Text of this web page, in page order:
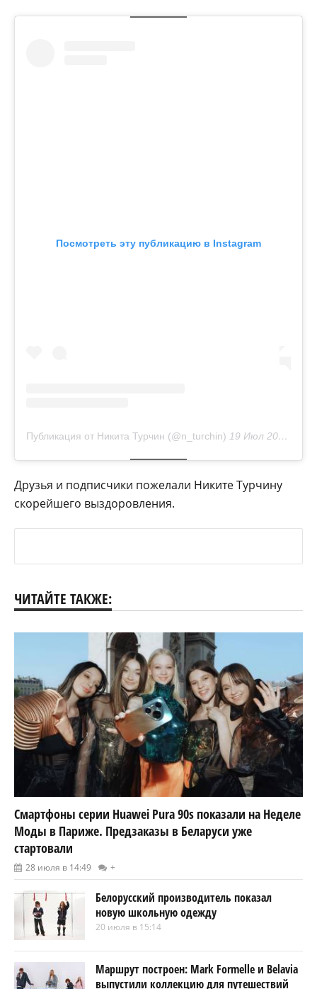
Посмотреть эту публикацию в Instagram
Публикация от Никита Турчин (@n_turchin) 19 Июл 2020 в 4:36 PDT
Друзья и подписчики пожелали Никите Турчину
скорейшего выздоровления.
ЧИТАЙТЕ ТАКЖЕ:
Смартфоны серии Huawei Pura 90s показали на Неделе
Моды в Париже. Предзаказы в Беларуси уже
стартовали
28 июля в 14:49 +
Белорусский производитель показал
новую школьную одежду
20 июля в 15:14
Маршрут построен: Mark Formelle и Belavia
выпустили коллекцию для путешествий